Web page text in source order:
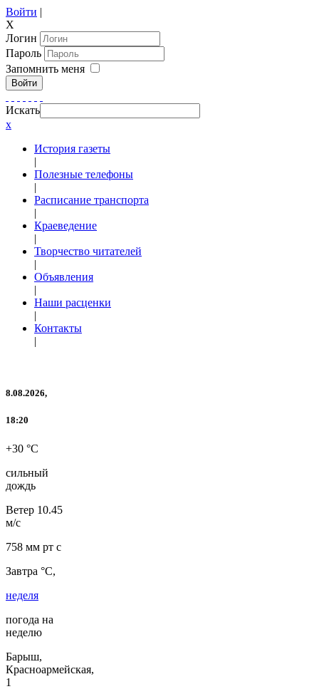
Войти |
X
Логин
Пароль
Запомнить меня
Войти
Искать
x
История газеты
|
Полезные телефоны
|
Расписание транспорта
|
Краеведение
|
Творчество читателей
|
Объявления
|
Наши расценки
|
Контакты
|
8.08.2026,
18:20
+30 °C
сильный
дождь
Ветер 10.45
м/с
758 мм рт с
Завтра °C,
неделя
погода на
неделю
Барыш,
Красноармейская,
1